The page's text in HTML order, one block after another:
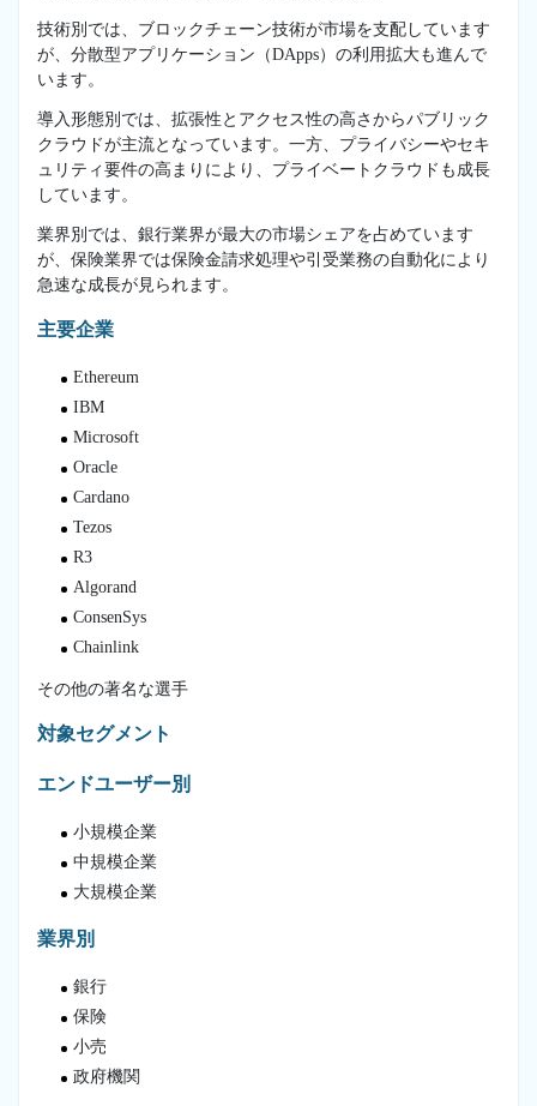
技術別では、ブロックチェーン技術が市場を支配しています
が、分散型アプリケーション（DApps）の利用拡大も進んで
います。
導入形態別では、拡張性とアクセス性の高さからパブリック
クラウドが主流となっています。一方、プライバシーやセキ
ュリティ要件の高まりにより、プライベートクラウドも成長
しています。
業界別では、銀行業界が最大の市場シェアを占めています
が、保険業界では保険金請求処理や引受業務の自動化により
急速な成長が見られます。
主要企業
Ethereum
IBM
Microsoft
Oracle
Cardano
Tezos
R3
Algorand
ConsenSys
Chainlink
その他の著名な選手
対象セグメント
エンドユーザー別
小規模企業
中規模企業
大規模企業
業界別
銀行
保険
小売
政府機関